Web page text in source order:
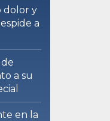
dolor y
a
a su
en la